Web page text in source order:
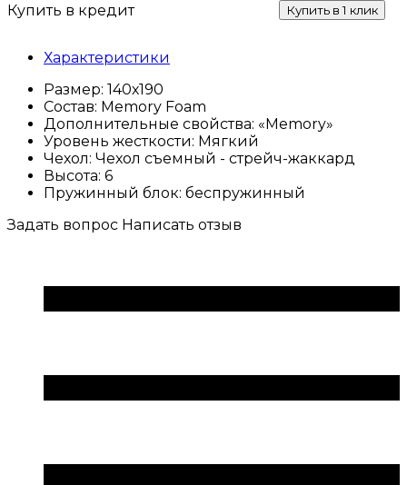
Купить в кредит Купить в 1 клик
Характеристики
Размер: 140х190
Состав: Memory Foam
Дополнительные свойства: «Memory»
Уровень жесткости: Мягкий
Чехол: Чехол съемный - стрейч-жаккард
Высота: 6
Пружинный блок: беспружинный
Задать вопрос Написать отзыв